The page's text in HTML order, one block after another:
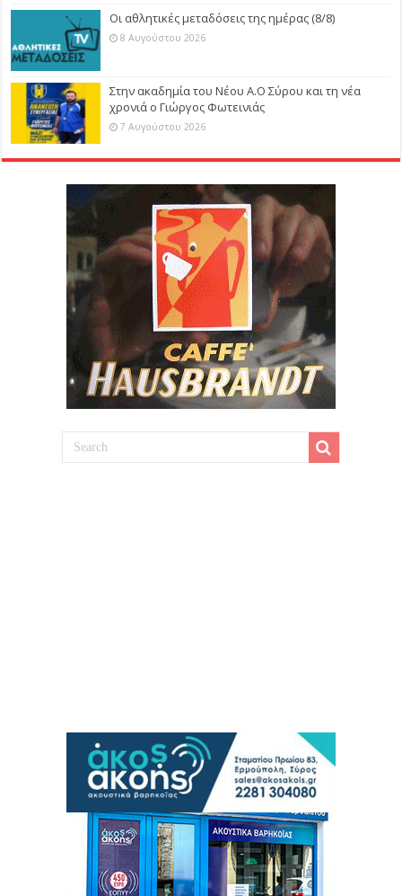
Οι αθλητικές μεταδόσεις της ημέρας (8/8)
8 Αυγούστου 2026
Στην ακαδημία του Νέου Α.Ο Σύρου και τη νέα
χρονιά ο Γιώργος Φωτεινιάς
7 Αυγούστου 2026